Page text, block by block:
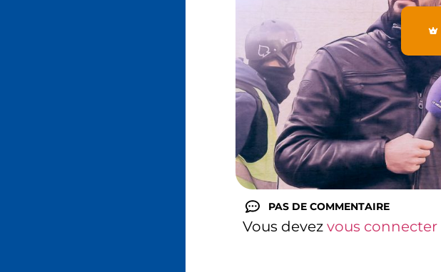
PAS DE COMMENTAIRE
Vous devez vous connecter